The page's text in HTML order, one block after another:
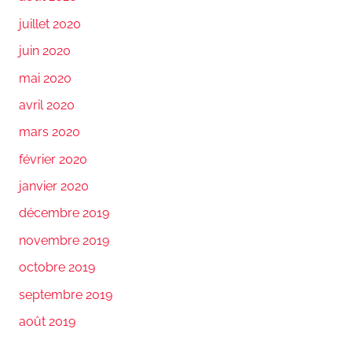
juillet 2020
juin 2020
mai 2020
avril 2020
mars 2020
février 2020
janvier 2020
décembre 2019
novembre 2019
octobre 2019
septembre 2019
août 2019